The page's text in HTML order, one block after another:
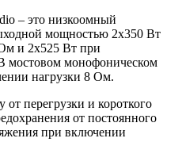
– это низкоомный
мощностью 2х350 Вт
и 2х525 Вт при
мостовом монофоническом
нагрузки 8 Ом.
перегрузки и короткого
от постоянного
при включении